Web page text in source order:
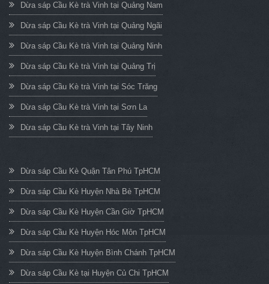
Dừa sáp Cầu Kè trà Vinh tại Quảng Nam
Dừa sáp Cầu Kè trà Vinh tại Quảng Ngãi
Dừa sáp Cầu Kè trà Vinh tại Quảng Ninh
Dừa sáp Cầu Kè trà Vinh tại Quảng Trị
Dừa sáp Cầu Kè trà Vinh tại Sóc Trăng
Dừa sáp Cầu Kè trà Vinh tại Sơn La
Dừa sáp Cầu Kè trà Vinh tại Tây Ninh
Dừa sáp Cầu Kè Quận Tân Phú TpHCM
Dừa sáp Cầu Kè Huyện Nhà Bè TpHCM
Dừa sáp Cầu Kè Huyện Cần Giờ TpHCM
Dừa sáp Cầu Kè Huyện Hóc Môn TpHCM
Dừa sáp Cầu Kè Huyện Bình Chánh TpHCM
Dừa sáp Cầu Kè tại Huyện Củ Chi TpHCM